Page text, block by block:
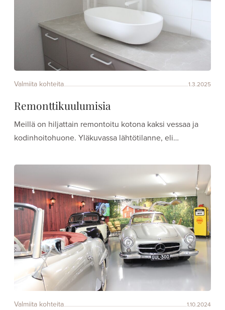
Valmiita kohteita 1.3.2025
Remonttikuulumisia
Meillä on hiljattain remontoitu kotona kaksi vessaa ja
kodinhoitohuone. Yläkuvassa lähtötilanne, eli…
Valmiita kohteita 1.10.2024